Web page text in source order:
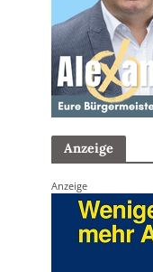
Anzeige
Anzeige